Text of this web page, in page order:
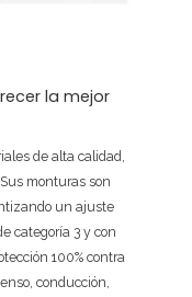
la mejor
de alta calidad,
monturas son
un ajuste
categoría 3 y con
100% contra
conducción,